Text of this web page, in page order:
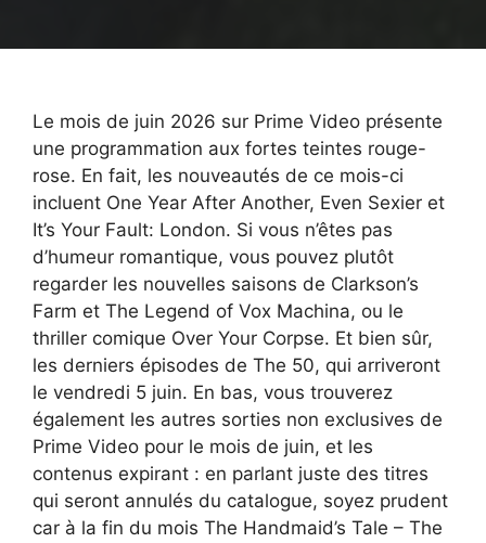
Le mois de juin 2026 sur Prime Video présente
une programmation aux fortes teintes rouge-
rose. En fait, les nouveautés de ce mois-ci
incluent One Year After Another, Even Sexier et
It’s Your Fault: London. Si vous n’êtes pas
d’humeur romantique, vous pouvez plutôt
regarder les nouvelles saisons de Clarkson’s
Farm et The Legend of Vox Machina, ou le
thriller comique Over Your Corpse. Et bien sûr,
les derniers épisodes de The 50, qui arriveront
le vendredi 5 juin. En bas, vous trouverez
également les autres sorties non exclusives de
Prime Video pour le mois de juin, et les
contenus expirant : en parlant juste des titres
qui seront annulés du catalogue, soyez prudent
car à la fin du mois The Handmaid’s Tale – The